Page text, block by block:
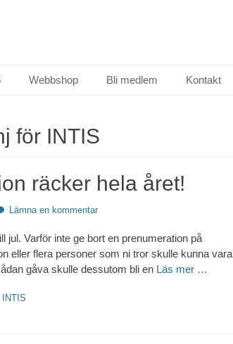
Webbshop Bli medlem Kontakt
för INTIS
räcker hela året!
Lämna en kommentar
jul. Varför inte ge bort en prenumeration på
eller flera personer som ni tror skulle kunna vara
gåva skulle dessutom bli en Läs mer …
INTIS